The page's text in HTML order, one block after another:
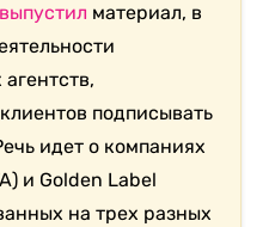
выпустил материал, в
подписывать
идет о компаниях
и Golden Label
на трех разных